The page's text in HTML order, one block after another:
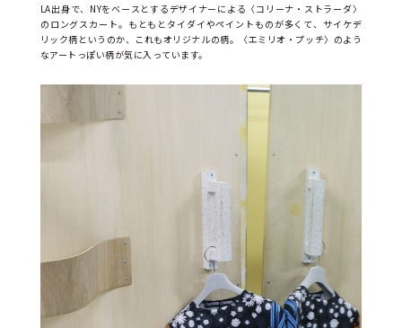
LA出身で、NYをベースとするデザイナーによる〈コリーナ・ストラーダ〉
のロングスカート。もともとタイダイやペイントものが多くて、サイケデ
リック柄というのか、これもオリジナルの柄。〈エミリオ・プッチ〉のよう
なアートっぽい柄が気に入っています。